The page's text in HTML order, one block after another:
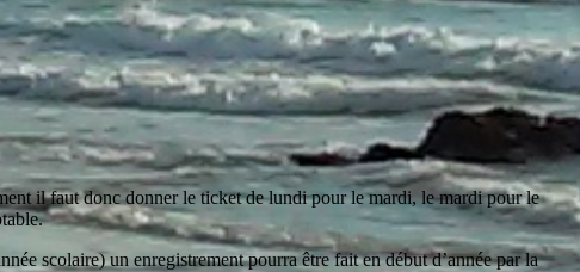
il faut donc donner le ticket de lundi pour le mardi, le mardi pour le
scolaire) un enregistrement pourra être fait en début d’année par la